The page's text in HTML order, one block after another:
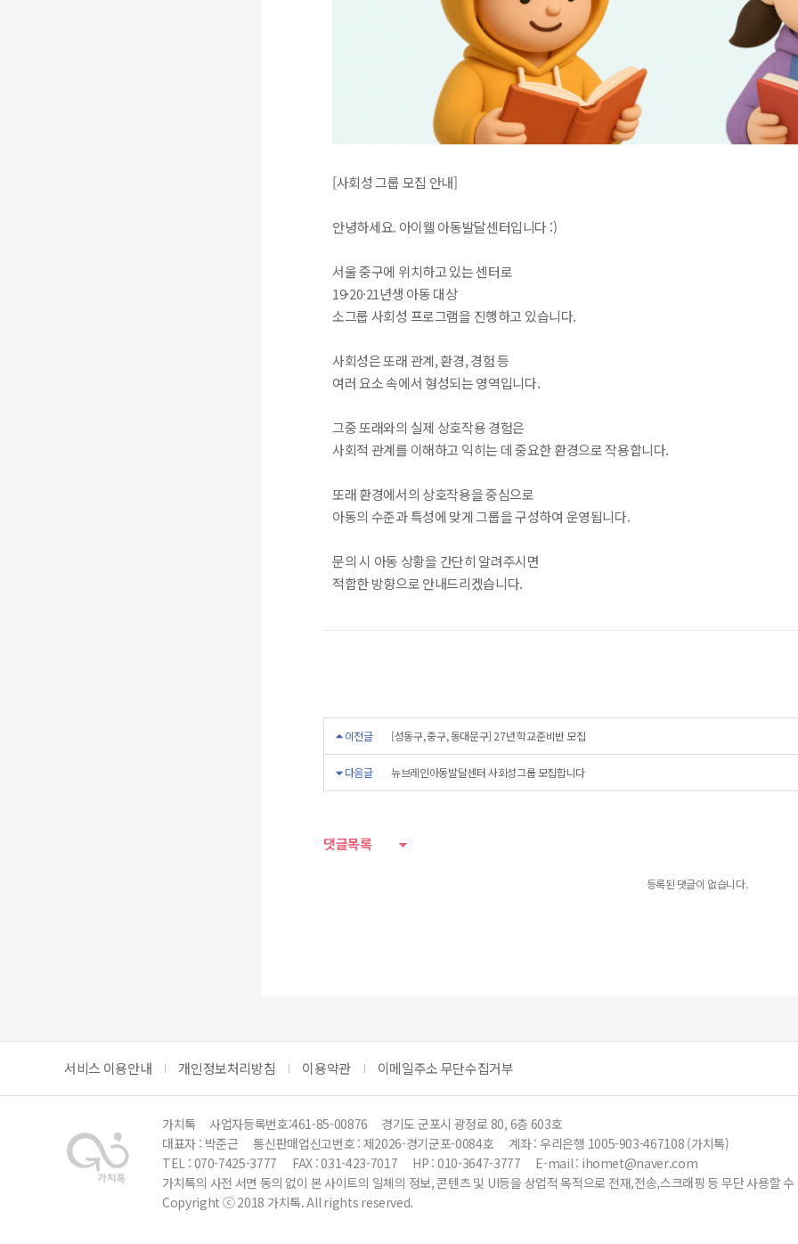
[사회성 그룹 모집 안내]
안녕하세요. 아이웰 아동발달센터입니다 :)
서울 중구에 위치하고 있는 센터로
19·20·21년생 아동 대상
소그룹 사회성 프로그램을 진행하고 있습니다.
사회성은 또래 관계, 환경, 경험 등
여러 요소 속에서 형성되는 영역입니다.
그중 또래와의 실제 상호작용 경험은
사회적 관계를 이해하고 익히는 데 중요한 환경으로 작용합니다.
또래 환경에서의 상호작용을 중심으로
아동의 수준과 특성에 맞게 그룹을 구성하여 운영됩니다.
문의 시 아동 상황을 간단히 알려주시면
적합한 방향으로 안내드리겠습니다.
이전글 [성동구, 중구, 동대문구] 27년 학교준비반 모집
다음글 뉴브레인아동발달센터 사회성그룹 모집합니다
댓글목록
등록된 댓글이 없습니다.
서비스 이용안내 개인정보처리방침 이용약관 이메일주소 무단수집거부
가치톡 사업자등록번호:461-85-00876
경기도 군포시 광정로 80, 6층 603호
대표자 : 박준근
통신판매업신고번호 : 제2026-경기군포-0084호
계좌 : 우리은행 1005-903-467108 (가치톡)
TEL : 070-7425-3777
FAX : 031-423-7017 HP : 010-3647-3777
E-mail : ihomet@naver.com
가치톡의 사전 서면 동의 없이 본 사이트의 일체의 정보, 콘텐츠 및 UI등을 상업적 목적으로 전재,전송,스크래핑 등 무단 사용할
Copyright ⓒ 2018 가치톡. All rights reserved.